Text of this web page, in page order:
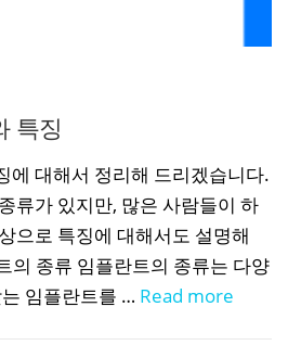
특징
에 대해서 정리해 드리겠습니다.
류가 있지만, 많은 사람들이 하
으로 특징에 대해서도 설명해
의 종류 임플란트의 종류는 다양
임플란트를 … Read more